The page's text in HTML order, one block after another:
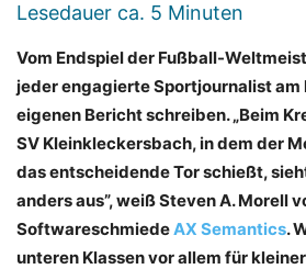
Lesedauer ca. 5 Minuten
Vom Endspiel der Fußball-
jeder engagierte Sportjournalist am
eigenen Bericht schreiben. „Beim
SV Kleinkleckersbach, in dem der
das entscheidende Tor schießt,
anders aus”, weiß Steven A. Morell
SoftwareschmiedeAX Semantics.
unteren Klassen vor allem für